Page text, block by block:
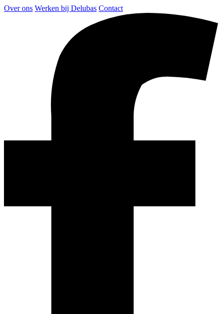
Over ons Werken bij Delubas Contact